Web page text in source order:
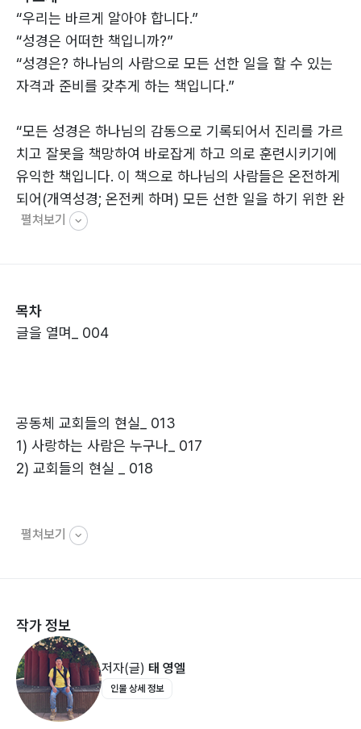
“우리는 바르게 알아야 합니다.”
“성경은 어떠한 책입니까?”
“성경은? 하나님의 사람으로 모든 선한 일을 할 수 있는
자격과 준비를 갖추게 하는 책입니다.”
“모든 성경은 하나님의 감동으로 기록되어서 진리를 가르
치고 잘못을 책망하여 바로잡게 하고 의로 훈련시키기에
유익한 책입니다. 이 책으로 하나님의 사람들은 온전하게
되어(개역성경; 온전케 하며) 모든 선한 일을 하기 위한 완
전한 자격을 갖추게 됩니다.”(딤후3:16,17; 현대인의 성
사는 훈련을 시키는 데 유익한 책입니다. 이 책으로 하나
님의 일꾼은 모든 선한 일을 할 수 있는 자격과 준비를 갖
펼쳐보기
목차
글을 열며_ 004
공동체 교회들의 현실_ 013
1) 사랑하는 사람은 누구나_ 017
2) 교회들의 현실 _ 018
하나님의 자녀는 예수님의 계명을 지킵니다_ 023
2) 그렇기 때문에 엮은이도 _ 033
2. 형제 사랑의 중요성_ 035
1) 우리도 형제를 위하여 목숨을 버리는 것이_ 039
2) 그리스도의 계명을 지키는 사람과 지키지 않는 사람_
펼쳐보기
작가 정보
저자(글) 태 영엘
인물 상세 정보